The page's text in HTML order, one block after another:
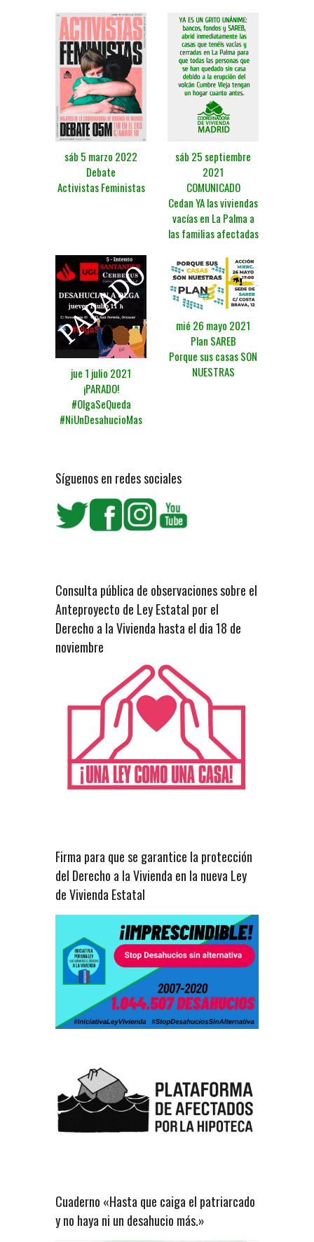
sáb 5 marzo 2022
Debate
Activistas Feministas
sáb 25 septiembre
2021
COMUNICADO
Cedan YA las viviendas
vacías en La Palma a
las familias afectadas
jue 1 julio 2021
¡PARADO!
#OlgaSeQueda
#NiUnDesahucioMas
mié 26 mayo 2021
Plan SAREB
Porque sus casas SON
NUESTRAS
Síguenos en redes sociales
Consulta pública de observaciones sobre el
Anteproyecto de Ley Estatal por el
Derecho a la Vivienda hasta el dia 18 de
noviembre
Firma para que se garantice la protección
del Derecho a la Vivienda en la nueva Ley
de Vivienda Estatal
Cuaderno «Hasta que caiga el patriarcado
y no haya ni un desahucio más.»